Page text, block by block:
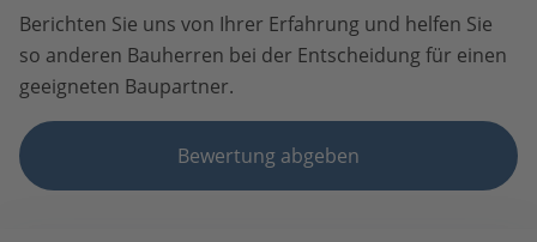
Berichten Sie uns von Ihrer Erfahrung und helfen Sie
so anderen Bauherren bei der Entscheidung für einen
geeigneten Baupartner.
Bewertung abgeben